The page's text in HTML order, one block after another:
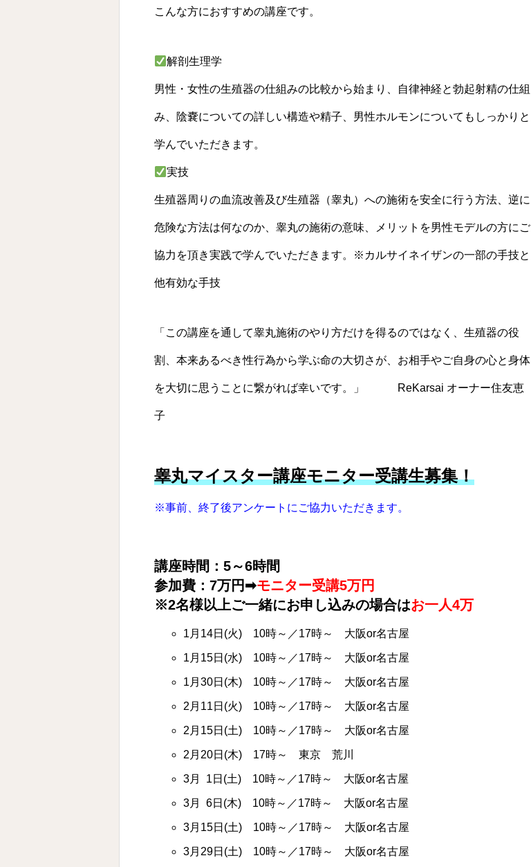
こんな方におすすめの講座です。
解剖生理学
男性・女性の生殖器の仕組みの比較から始まり、自律神経と勃起射精の仕組
み、陰嚢についての詳しい構造や精子、男性ホルモンについてもしっかりと
学んでいただきます。
実技
生殖器周りの血流改善及び生殖器（睾丸）への施術を安全に行う方法、逆に
危険な方法は何なのか、睾丸の施術の意味、メリットを男性モデルの方にご
協力を頂き実践で学んでいただきます。※カルサイネイザンの一部の手技と
他有効な手技
「この講座を通して睾丸施術のやり方だけを得るのではなく、生殖器の役
割、本来あるべき性行為から学ぶ命の大切さが、お相手やご自身の心と身体
を大切に思うことに繋がれば幸いです。」 ReKarsai オーナー住友恵
子
睾丸マイスター講座モニター受講生募集！
※事前、終了後アンケートにご協力いただきます。
講座時間：5～6時間
参加費：7万円➡モニター受講5万円
※2名様以上ご一緒にお申し込みの場合はお一人4万
1月14日(火) 10時～／17時～ 大阪or名古屋
1月15日(水) 10時～／17時～ 大阪or名古屋
1月30日(木) 10時～／17時～ 大阪or名古屋
2月11日(火) 10時～／17時～ 大阪or名古屋
2月15日(土) 10時～／17時～ 大阪or名古屋
2月20日(木) 17時～ 東京 荒川
3月 1日(土) 10時～／17時～ 大阪or名古屋
3月 6日(木) 10時～／17時～ 大阪or名古屋
3月15日(土) 10時～／17時～ 大阪or名古屋
3月29日(土) 10時～／17時～ 大阪or名古屋